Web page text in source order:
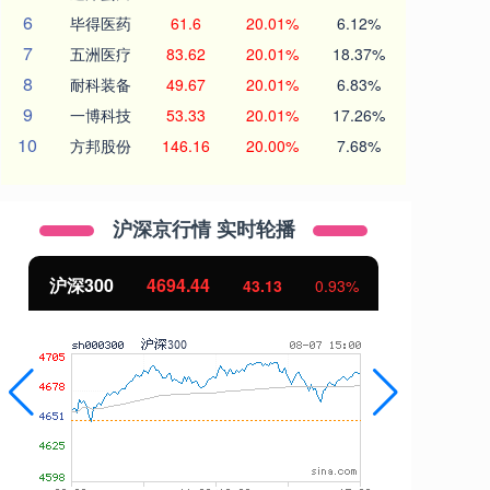
6 毕得医药 61.6 20.01% 6.12%
7 五洲医疗 83.62 20.01% 18.37%
8 耐科装备 49.67 20.01% 6.83%
9 一博科技 53.33 20.01% 17.26%
10 方邦股份 146.16 20.00% 7.68%
沪深京行情 实时轮播
沪深300 4694.44 43.13 0.93%